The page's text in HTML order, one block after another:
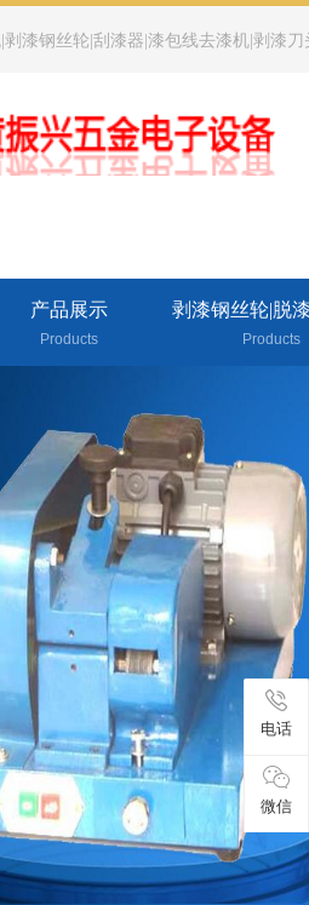
漆钢丝轮|刮漆器|漆包线去漆机|剥漆
产品展示
Products
剥漆钢丝轮|脱
Products
电话
微信